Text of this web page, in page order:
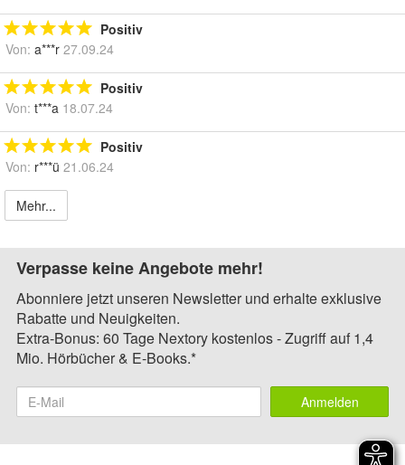
Positiv
Von: a***r 27.09.24
Positiv
Von: t***a 18.07.24
Positiv
Von: r***ü 21.06.24
Mehr...
Verpasse keine Angebote mehr!
Abonniere jetzt unseren Newsletter und erhalte exklusive
Rabatte und Neuigkeiten.
Extra-Bonus: 60 Tage Nextory kostenlos - Zugriff auf 1,4
Mio. Hörbücher & E-Books.*
Anmelden